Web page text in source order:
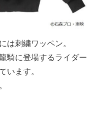
は刺繍ワッペン。
騎に登場するライダー
います。